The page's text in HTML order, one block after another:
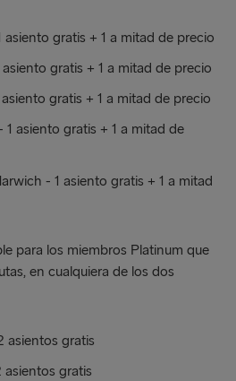
gratis + 1 a mitad de precio
gratis + 1 a mitad de precio
gratis + 1 a mitad de precio
1 asiento gratis + 1 a mitad de
- 1 asiento gratis + 1 a mitad
para los miembros Platinum que
en cualquiera de los dos
asientos gratis
gratis